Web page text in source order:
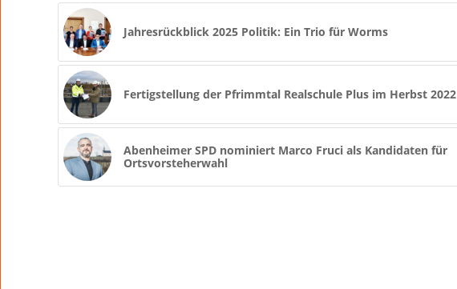
Jahresrückblick 2025 Politik: Ein Trio für Worms
Fertigstellung der Pfrimmtal Realschule Plus im Herbst 2022
Abenheimer SPD nominiert Marco Fruci als Kandidaten für
Ortsvorsteherwahl